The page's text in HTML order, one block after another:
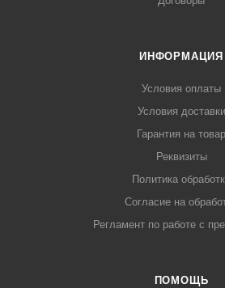
ИНФОРМАЦИЯ
Условия оплаты
Условия доставки
Гарантия на товар
Реквизиты
Политика
Согласие на
Регламент по работе с
ПОМОЩЬ